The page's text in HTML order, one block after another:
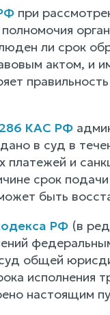
при
ли срок
актом, и
286 КАС РФ
в суд в
платежей и
срок
быть
РФ(в
общей
исполнения
настоящим